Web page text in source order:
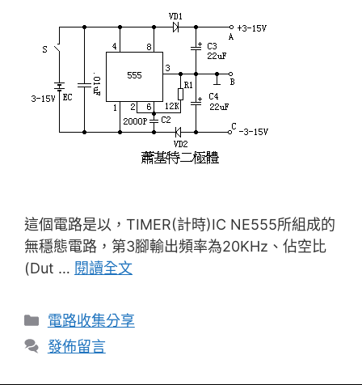
這個電路是以，TIMER(計時)IC NE555所組成的
無穩態電路，第3腳輸出頻率為20KHz、佔空比
(Dut … 閱讀全文
分
類
電路收集分享
發佈留言